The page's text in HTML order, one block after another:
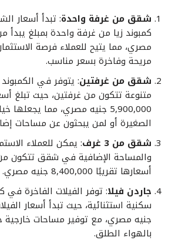
شقق من غرفة واحدة: تبدأ أسعار
مصري، مما يتيح للعملاء فرصة
مريحة وفاخرة بسعر مناسب.
شقق من غرفتين: يتوفر في
متنوعة تتكون من غرفتين، حيث تبلغ
5,900,000 جنيه مصري، مما يجعلها
الصغيرة أو لمن يبحثون عن مساحات
شقق من 3 غرف
: يمكن للعملاء
أسعارها تقريبًا 8,400,000 جنيه مصري.
جاردن فيلا: توفر الفيلات الفاخرة في
جنيه مصري، مع توفير مساحات خارجية
بالهواء الطلق.